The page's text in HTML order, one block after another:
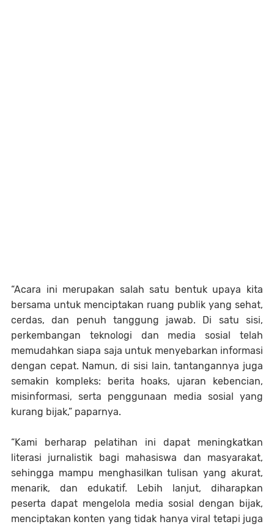
“Acara ini merupakan salah satu bentuk upaya kita
bersama untuk menciptakan ruang publik yang sehat,
cerdas, dan penuh tanggung jawab. Di satu sisi,
perkembangan teknologi dan media sosial telah
memudahkan siapa saja untuk menyebarkan informasi
dengan cepat. Namun, di sisi lain, tantangannya juga
semakin kompleks: berita hoaks, ujaran kebencian,
misinformasi, serta penggunaan media sosial yang
kurang bijak,” paparnya.
“Kami berharap pelatihan ini dapat meningkatkan
literasi jurnalistik bagi mahasiswa dan masyarakat,
sehingga mampu menghasilkan tulisan yang akurat,
menarik, dan edukatif. Lebih lanjut, diharapkan
peserta dapat mengelola media sosial dengan bijak,
menciptakan konten yang tidak hanya viral tetapi juga